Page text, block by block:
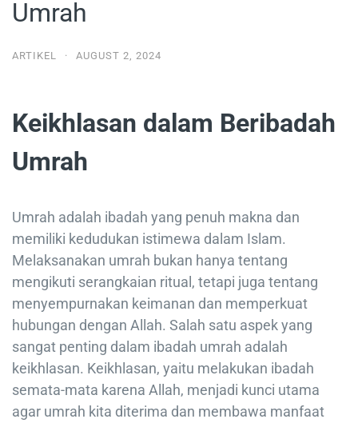
Umrah
ARTIKEL · AUGUST 2, 2024
Keikhlasan dalam Beribadah
Umrah
Umrah adalah ibadah yang penuh makna dan
memiliki kedudukan istimewa dalam Islam.
Melaksanakan umrah bukan hanya tentang
mengikuti serangkaian ritual, tetapi juga tentang
menyempurnakan keimanan dan memperkuat
hubungan dengan Allah. Salah satu aspek yang
sangat penting dalam ibadah umrah adalah
keikhlasan. Keikhlasan, yaitu melakukan ibadah
semata-mata karena Allah, menjadi kunci utama
agar umrah kita diterima dan membawa manfaat